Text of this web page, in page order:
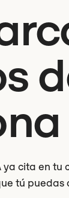
cita en
tú puedas